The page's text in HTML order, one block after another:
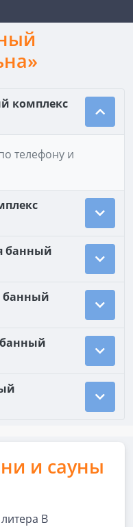
комплекс
телефону и
банный
банный
банный
и сауны
В